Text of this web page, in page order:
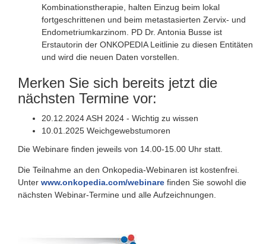
Kombinationstherapie, halten Einzug beim lokal
fortgeschrittenen und beim metastasierten Zervix- und
Endometriumkarzinom. PD Dr. Antonia Busse ist
Erstautorin der ONKOPEDIA Leitlinie zu diesen Entitäten
und wird die neuen Daten vorstellen.
Merken Sie sich bereits jetzt die
nächsten Termine vor:
20.12.2024 ASH 2024 - Wichtig zu wissen
10.01.2025 Weichgewebstumoren
Die Webinare finden jeweils von 14.00-15.00 Uhr statt.
Die Teilnahme an den Onkopedia-Webinaren ist kostenfrei.
Unter www.onkopedia.com/webinare finden Sie sowohl die
nächsten Webinar-Termine und alle Aufzeichnungen.